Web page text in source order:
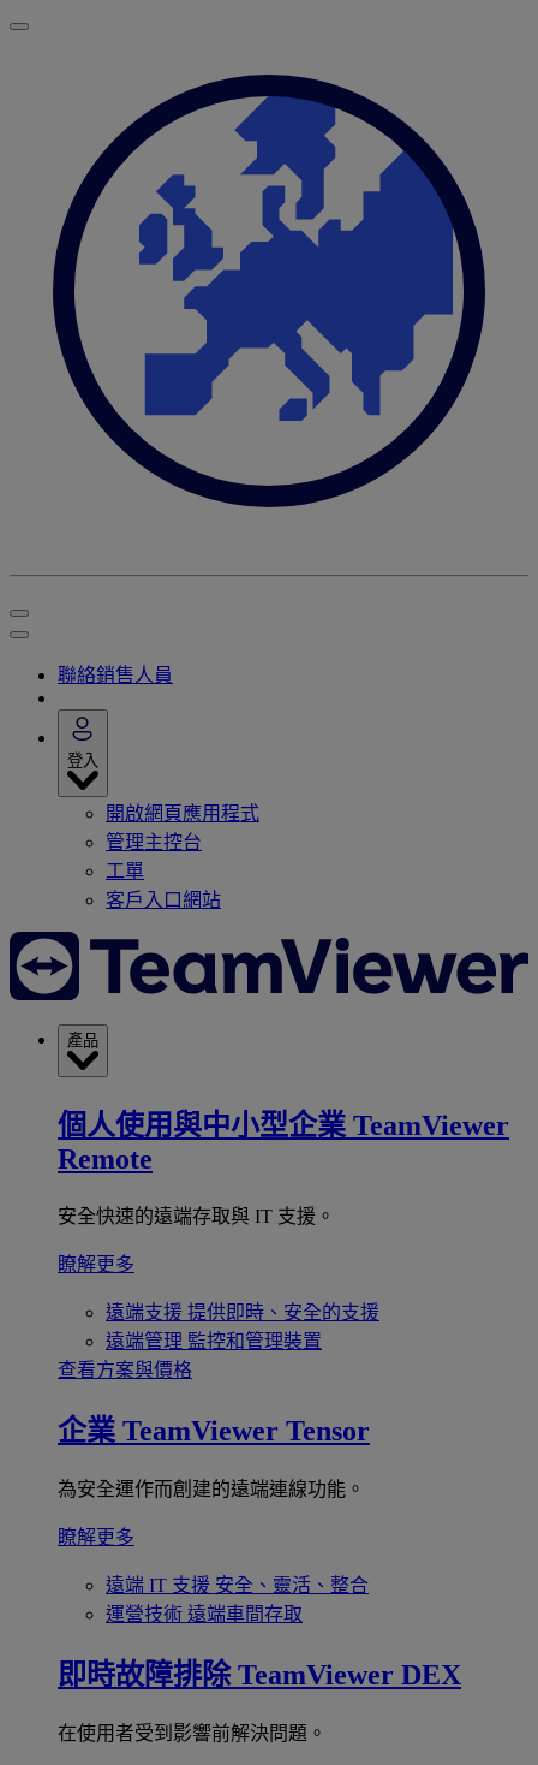
聯絡銷售人員
登入
開啟網頁應用程式
管理主控台
工單
客戶入口網站
產品
個人使用與中小型企業 TeamViewer
Remote
安全快速的遠端存取與 IT 支援。
瞭解更多
遠端支援 提供即時、安全的支援
遠端管理 監控和管理裝置
查看方案與價格
企業 TeamViewer Tensor
為安全運作而創建的遠端連線功能。
瞭解更多
遠端 IT 支援 安全、靈活、整合
運營技術 遠端車間存取
即時故障排除 TeamViewer DEX
在使用者受到影響前解決問題。